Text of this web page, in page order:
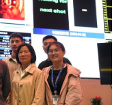
健康 军事
图片
金融 汽车